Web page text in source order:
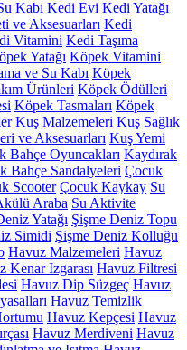
Kabı Kedi Evi Kedi Yatağı
ve Aksesuarları Kedi
Vitamini Kedi Taşıma
Yatağı Köpek Vitamini
ve Su Kabı Köpek
Ürünleri Köpek Ödülleri
Köpek Tasmaları Köpek
Kuş Malzemeleri Kuş Sağlık
ve Aksesuarları Kuş Yemi
Bahçe Oyuncakları Kaydırak
Bahçe Sandalyeleri Çocuk
Scooter Çocuk Kaykay Su
Araba Su Aktivite
Yatağı Şişme Deniz Topu
Simidi Şişme Deniz Kolluğu
Havuz Malzemeleri Havuz
Kenar Izgarası Havuz Filtresi
Havuz Dip Süzgeç Havuz
Havuz Temizlik
Havuz Kepçesi Havuz
Havuz Merdiveni Havuz